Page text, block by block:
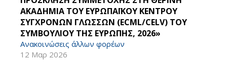
ΑΚΑΔΗΜΙΑ ΤΟΥ ΕΥΡΩΠΑΪΚΟΥ ΚΕΝΤΡΟΥ
ΣΥΓΧΡΟΝΩΝ ΓΛΩΣΣΩΝ (ECML/CELV) ΤΟΥ
ΣΥΜΒΟΥΛΙΟΥ ΤΗΣ ΕΥΡΩΠΗΣ, 2026»
Ανακοινώσεις άλλων φορέων
12 Μαρ 2026